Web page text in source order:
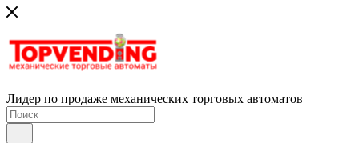
Лидер по продаже механических торговых автоматов